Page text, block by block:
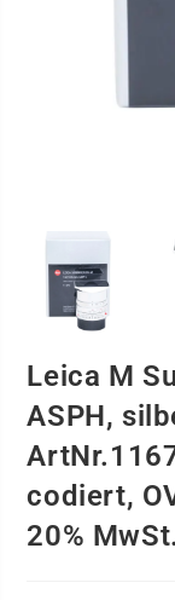
Leica M
ASPH,
codiert,
20% MwSt.